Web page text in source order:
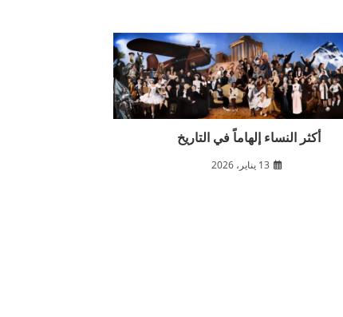
أكثر النساء إلهاماً في التاريخ
13 يناير، 2026